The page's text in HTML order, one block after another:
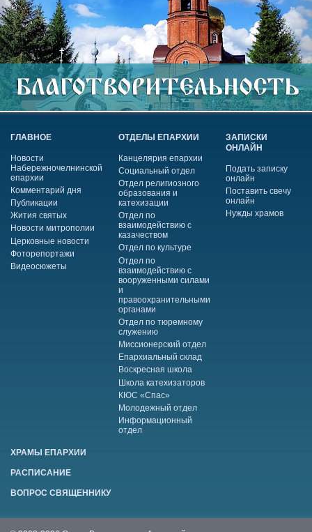
ГЛАВНОЕ
Новости
Набережночелнинской
епархии
Комментарий дня
Публикации
Жития святых
Новости митрополии
Церковные новости
Фоторепортажи
Видеосюжеты
ОТДЕЛЫ ЕПАРХИИ
Канцелярия епархии
Социальный отдел
Отдел религиозного
образования и
катехизации
Отдел по
взаимодействию с
казачеством
Отдел по культуре
Отдел по
взаимодействию с
вооруженными силами
и
правоохранительными
органами
Отдел по тюремному
служению
Миссионерский отдел
Епархиальный склад
Воскресная школа
Школа катехизаторов
КЮС «Спас»
Молодежный отдел
Информационный
отдел
ЗАПИСКИ
ОНЛАЙН
Подать записку
онлайн
Поставить свечу
онлайн
Нужды храмов
ХРАМЫ ЕПАРХИИ
РАСПИСАНИЕ
ВОПРОС СВЯЩЕННИКУ